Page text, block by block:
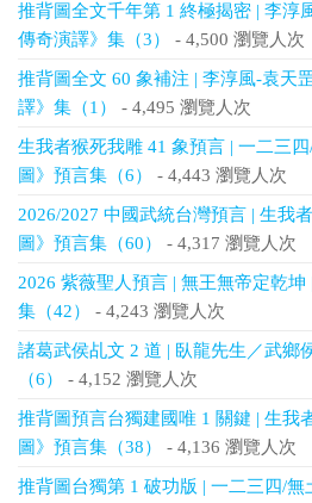
推背圖全文千年第 1 終極揭密 | 李淳
傳奇演譯》集（3）
- 4,500 瀏覽人次
推背圖全文 60 象補注 | 李淳風-袁天
譯》集（1）
- 4,495 瀏覽人次
生我者猴死我雕 41 象預言 | 一二三
圖》預言集（6）
- 4,443 瀏覽人次
2026/2027 中國武統台灣預言 | 生我
圖》預言集（60）
- 4,317 瀏覽人次
2026 紫薇聖人預言 | 無王無帝定乾
集（42）
- 4,243 瀏覽人次
諸葛武侯乩文 2 道 | 臥龍先生／武鄉
（6）
- 4,152 瀏覽人次
推背圖預言台獨建國唯 1 關鍵 | 生我
圖》預言集（38）
- 4,136 瀏覽人次
推背圖台獨第 1 破功版 | 一二三四/無